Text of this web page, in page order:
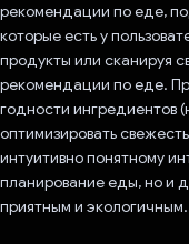
рекомендации по еде,
которые есть у
продукты или сканируя
рекомендации по еде.
годности ингредиентов
оптимизировать
интуитивно понятному
планирование еды, но и
приятным и экологичным.